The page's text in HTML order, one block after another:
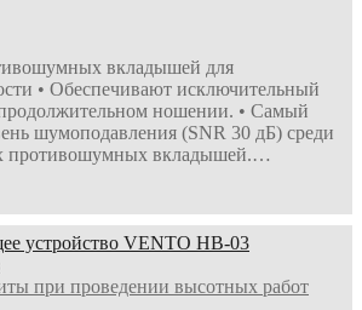
вкладышей для
• Обеспечивают исключительный
ношении. • Самый
шумоподавления (SNR 30 дБ) среди
противошумных вкладышей.…
при проведении высотных работ